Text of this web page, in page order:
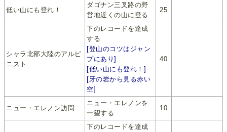
低い山にも登れ！
ダゴナン三叉路の野
営地近くの山に登る
25
シャラ北部大陸のアルピ
ニスト
下のレコードを達成
する
[登山のコツはジャン
プにあり]
[低い山にも登れ！]
[牙の岩から見る赤い
空]
40
ニュー・エレノン訪問
ニュー・エレノンを
一望する
10
下のレコードを達成